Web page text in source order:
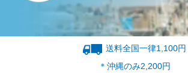
送料全国一律1,100円
＊沖縄のみ2,200円